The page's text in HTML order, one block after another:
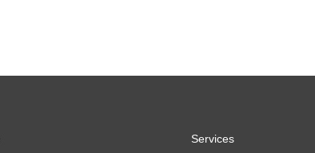
Services